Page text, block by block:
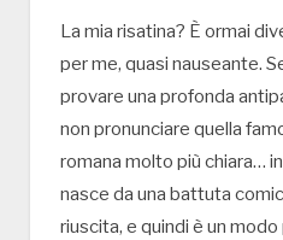
La mia risatina? È ormai
per me, quasi nauseante.
provare una profonda
non pronunciare quella
romana molto più chiara…
nasce da una battuta
riuscita, e quindi è un modo